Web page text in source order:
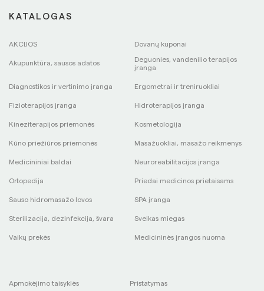
KATALOGAS
AKCIJOS Dovanų kuponai
Akupunktūra, sausos adatos
Deguonies, vandenilio terapijos
įranga
Diagnostikos ir vertinimo įranga Ergometrai ir treniruokliai
Fizioterapijos įranga Hidroterapijos įranga
Kineziterapijos priemonės Kosmetologija
Kūno priežiūros priemonės Masažuokliai, masažo reikmenys
Medicininiai baldai Neuroreabilitacijos įranga
Ortopedija Priedai medicinos prietaisams
Sauso hidromasažo lovos SPA įranga
Sterilizacija, dezinfekcija, švara Sveikas miegas
Vaikų prekės Medicininės įrangos nuoma
Apmokėjimo taisyklės Pristatymas